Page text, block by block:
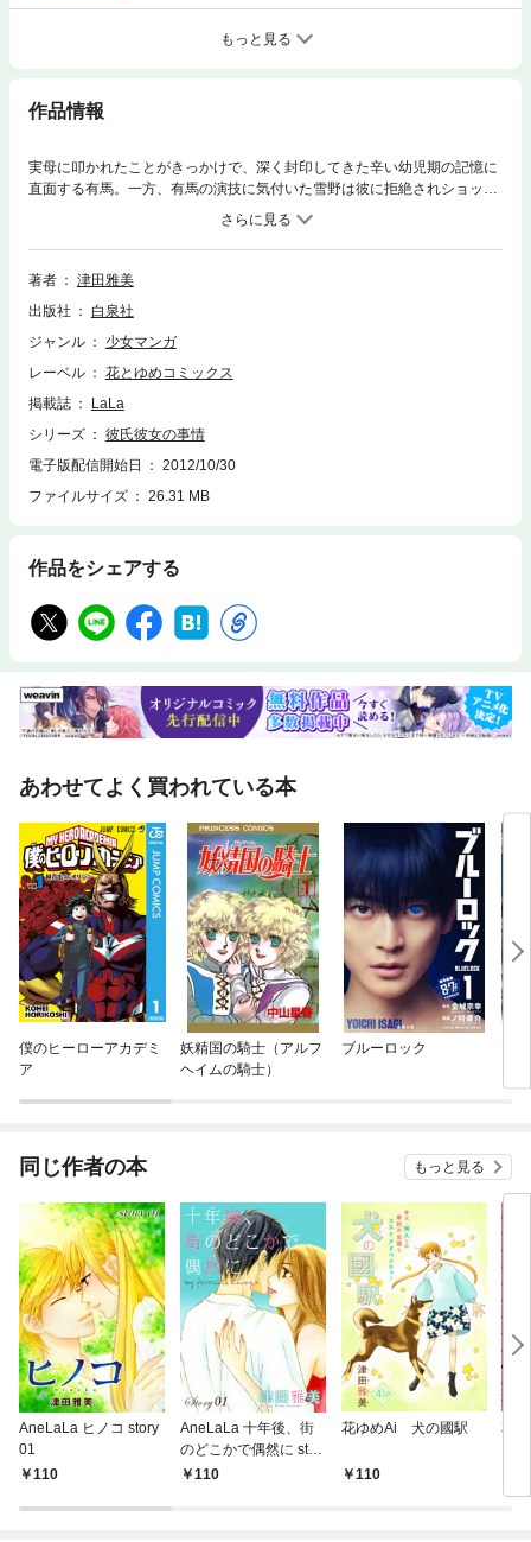
もっと見る
作品情報
実母に叩かれたことがきっかけで、深く封印してきた辛い幼児期の記憶に
直面する有馬。一方、有馬の演技に気付いた雪野は彼に拒絶されショック
を受けるが、有馬を救い出そうと決意する。次々に甦る苛酷な記憶に有馬
著者
津田雅美
出版社
白泉社
ジャンル
少女マンガ
レーベル
花とゆめコミックス
掲載誌
LaLa
シリーズ
彼氏彼女の事情
電子版配信開始日
2012/10/30
ファイルサイズ
26.31 MB
作品をシェアする
あわせてよく買われている本
僕のヒーローアカデミ
ア
妖精国の騎士（アルフ
ヘイムの騎士）
ブルーロック
同じ作者の本 もっと見る
AneLaLa ヒノコ story
01
110
AneLaLa 十年後、街
のどこかで偶然に stor
y01～my favorite thing
110
花ゆめAi 犬の國駅
110
花